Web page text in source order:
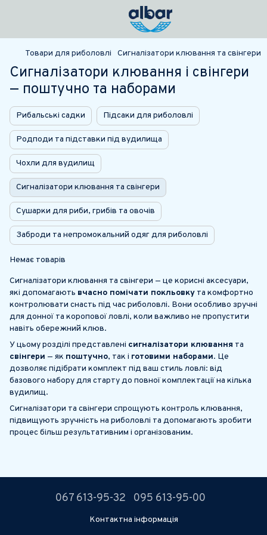
Товари для риболовлі Сигналізатори клювання та свінгери
Сигналізатори клювання і свінгери
— поштучно та наборами
Рибальські садки Підсаки для риболовлі
Родподи та підставки під вудилища
Чохли для вудилищ
Сигналізатори клювання та свінгери
Сушарки для риби, грибів та овочів
Заброди та непромокальний одяг для риболовлі
Немає товарів
Сигналізатори клювання та свінгери — це корисні аксесуари,
які допомагають вчасно помічати покльовку та комфортно
контролювати снасть під час риболовлі. Вони особливо зручні
для донної та коропової ловлі, коли важливо не пропустити
навіть обережний клюв.
У цьому розділі представлені сигналізатори клювання та
свінгери — як поштучно, так і готовими наборами. Це
дозволяє підібрати комплект під ваш стиль ловлі: від
базового набору для старту до повної комплектації на кілька
вудилищ.
Сигналізатори та свінгери спрощують контроль клювання,
підвищують зручність на риболовлі та допомагають зробити
процес більш результативним і організованим.
067 613-95-32 095 613-95-00
Контактна інформація